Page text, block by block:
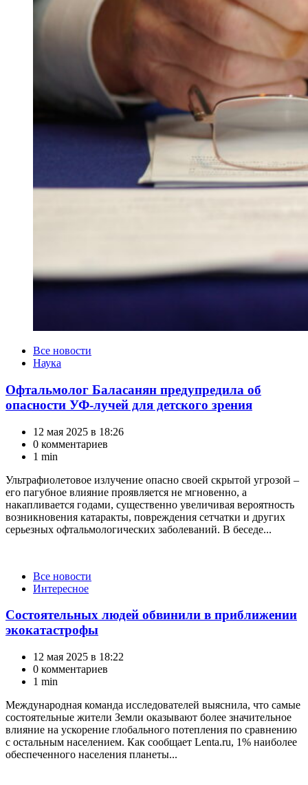
КатегорииВсе новости
Наука
Офтальмолог Баласанян предупредила об
опасности УФ-лучей для детского зрения
12 мая 2025 в 18:26
0 комментариев
1 min
Ультрафиолетовое излучение опасно своей скрытой угрозой –
его пагубное влияние проявляется не мгновенно, а
накапливается годами, существенно увеличивая вероятность
возникновения катаракты, повреждения сетчатки и других
серьезных офтальмологических заболеваний. В беседе...
КатегорииВсе новости
Интересное
Состоятельных людей обвинили в приближении
экокатастрофы
12 мая 2025 в 18:22
0 комментариев
1 min
Международная команда исследователей выяснила, что самые
состоятельные жители Земли оказывают более значительное
влияние на ускорение глобального потепления по сравнению
с остальным населением. Как сообщает Lenta.ru, 1% наиболее
обеспеченного населения планеты...